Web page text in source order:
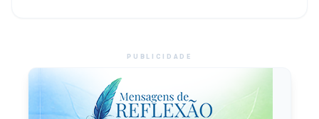
PUBLICIDADE